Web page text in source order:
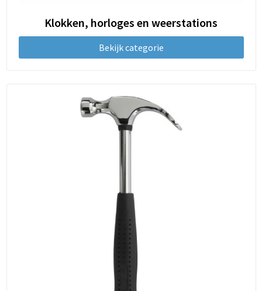
Klokken, horloges en weerstations
Bekijk categorie